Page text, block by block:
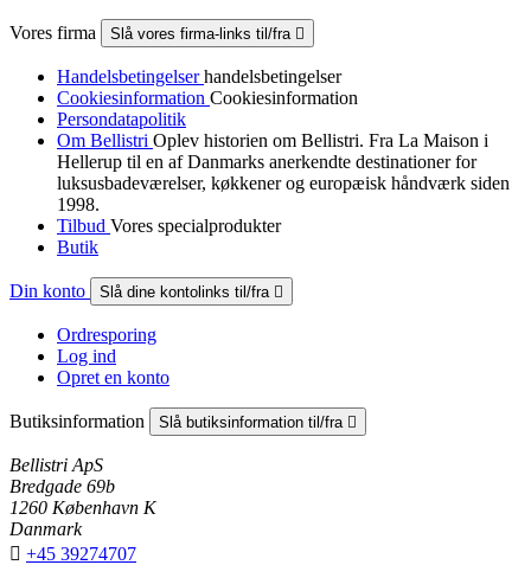
Vores firma Slå vores firma-links til/fra 
Handelsbetingelserhandelsbetingelser
Cookiesinformation Cookiesinformation
Persondatapolitik
Om Bellistri Oplev historien om Bellistri. Fra La Maison i
Hellerup til en af Danmarks anerkendte destinationer for
luksus­badeværelser, køkkener og europæisk håndværk siden
1998.
Tilbud Vores specialprodukter
Butik
Din konto Slå dine kontolinks til/fra 
Ordresporing
Log ind
Opret en konto
Butiksinformation Slå butiksinformation til/fra 
Bellistri ApS
Bredgade 69b
1260 København K
Danmark
 +45 39274707